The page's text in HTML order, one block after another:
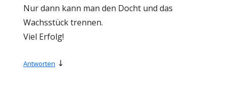
Nur dann kann man den Docht und das
Wachsstück trennen.
Viel Erfolg!
Antworten ↓